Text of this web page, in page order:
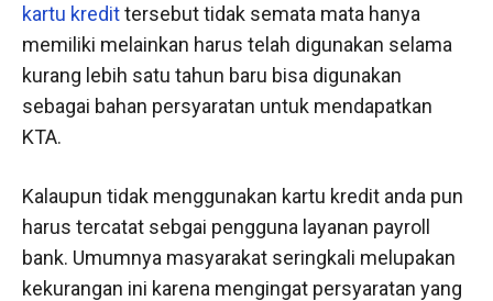
kartu kredittersebut tidak semata mata hanya
memiliki melainkan harus telah digunakan selama
kurang lebih satu tahun baru bisa digunakan
sebagai bahan persyaratan untuk mendapatkan
KTA.
Kalaupun tidak menggunakan kartu kredit anda pun
harus tercatat sebgai pengguna layanan payroll
bank. Umumnya masyarakat seringkali melupakan
kekurangan ini karena mengingat persyaratan yang